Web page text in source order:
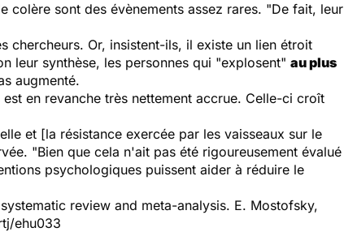
sont des évènements assez rares. "De fait, leur
chercheurs. Or, insistent-ils, il existe un lien étroit
leur synthèse, les personnes qui "explosent" au plus
augmenté.
en revanche très nettement accrue. Celle-ci croît
et [la résistance exercée par les vaisseaux sur le
"Bien que cela n'ait pas été rigoureusement évalué
psychologiques puissent aider à réduire le
review and meta-analysis. E. Mostofsky,
ehu033